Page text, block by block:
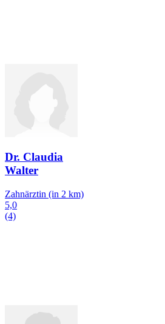
Dr. Claudia
Walter
Zahnärztin (in 2 km)
5,0
(4)